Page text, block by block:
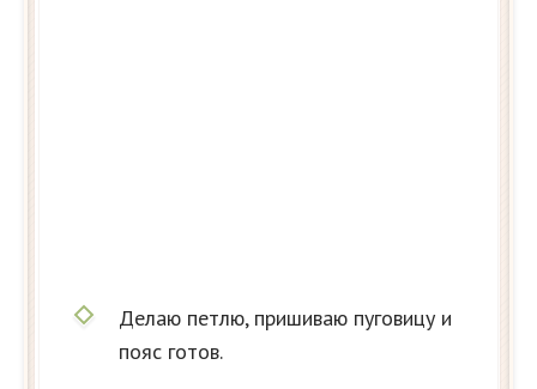
Делаю петлю, пришиваю пуговицу и
пояс готов.